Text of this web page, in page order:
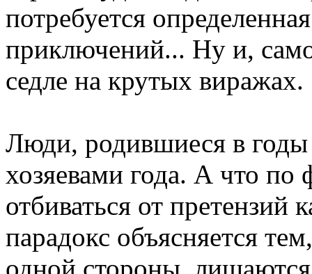
потребуется
приключений... Ну и,
седле на крутых виражах.
Люди, родившиеся в
хозяевами года. А что по
отбиваться от претензий
парадокс объясняется
одной стороны,